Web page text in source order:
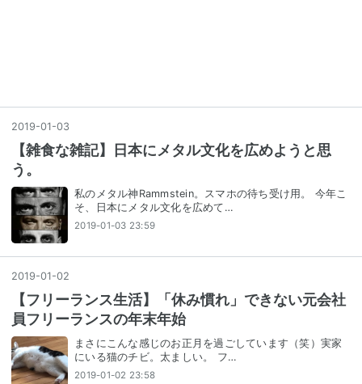
2019-01 -03
【雑食な雑記】日本にメタル文化を広めようと思
う。
私のメタル神Rammstein。スマホの待ち受け用。 今年こ
そ、日本にメタル文化を広めて…
2019-01-03 23:59
2019-01 -02
【フリーランス生活】「休み慣れ」できない元会社
員フリーランスの年末年始
まさにこんな感じのお正月を過ごしています（笑）実家
にいる猫のチビ。太ましい。 フ…
2019-01-02 23:58